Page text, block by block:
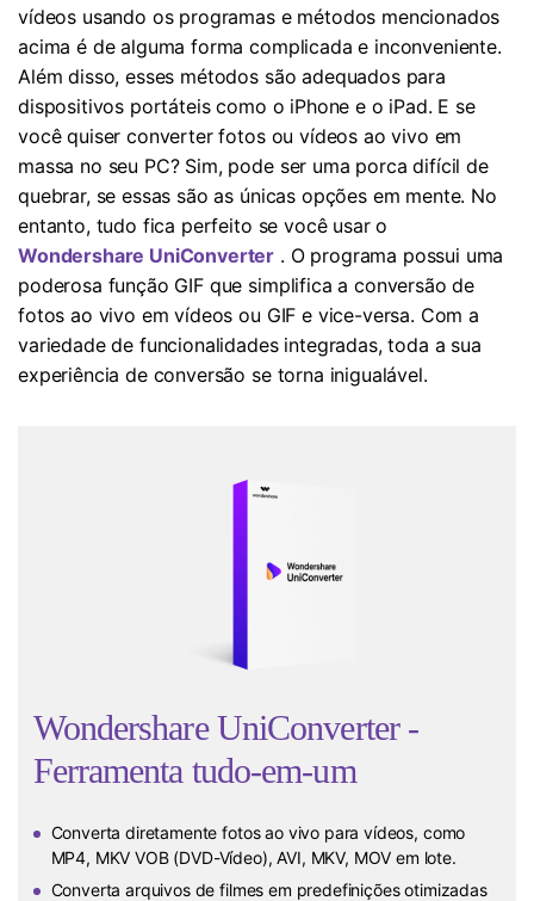
vídeos usando os programas e métodos mencionados
acima é de alguma forma complicada e inconveniente.
Além disso, esses métodos são adequados para
dispositivos portáteis como o iPhone e o iPad. E se
você quiser converter fotos ou vídeos ao vivo em
massa no seu PC? Sim, pode ser uma porca difícil de
quebrar, se essas são as únicas opções em mente. No
entanto, tudo fica perfeito se você usar o
Wondershare UniConverter . O programa possui uma
poderosa função GIF que simplifica a conversão de
fotos ao vivo em vídeos ou GIF e vice-versa. Com a
variedade de funcionalidades integradas, toda a sua
experiência de conversão se torna inigualável.
Wondershare UniConverter -
Ferramenta tudo-em-um
Converta diretamente fotos ao vivo para vídeos, como
MP4, MKV VOB (DVD-Vídeo), AVI, MKV, MOV em lote.
Converta arquivos de filmes em predefinições otimizadas